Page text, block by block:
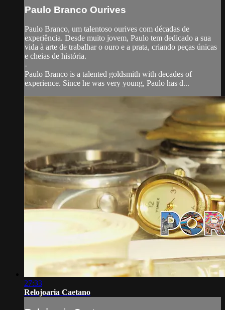
Paulo Branco Ourives
Paulo Branco, um talentoso ourives com décadas de
experiência. Desde muito jovem, Paulo tem dedicado a sua
vida à arte de trabalhar o ouro e a prata, criando peças únicas
e cheias de história.
-
Paulo Branco is a talented goldsmith with decades of
experience. Since he was very young, Paulo has d...
27:33
Relojoaria Caetano